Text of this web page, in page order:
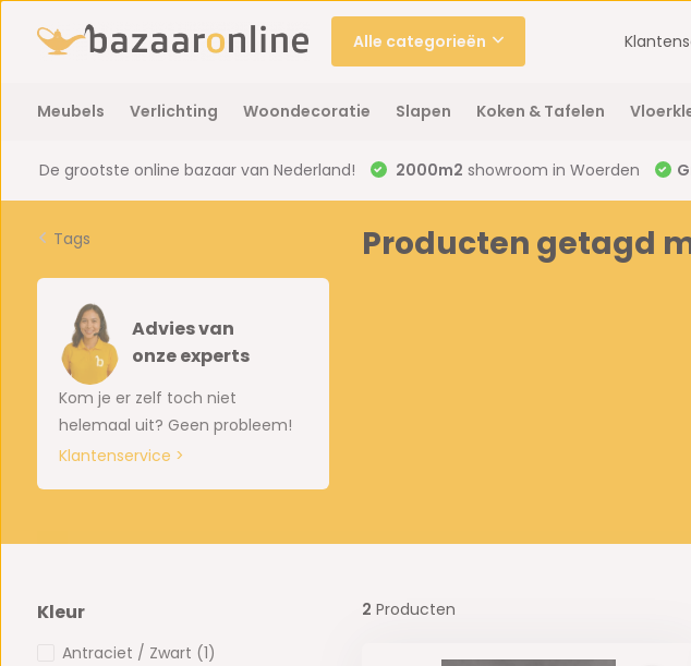
Alle categorieën
Meubels Verlichting Woondecoratie Slapen Koken & Tafelen
De grootste online bazaar van Nederland! 2000m2 showroom in Woerden
Tags
Advies van
onze experts
Kom je er zelf toch niet
helemaal uit? Geen probleem!
Klantenservice >
Producten getagd
Kleur
Antraciet / Zwart (1)
2 Producten